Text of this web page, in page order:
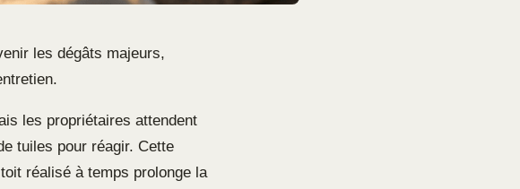
les dégâts majeurs,
les propriétaires attendent
tuiles pour réagir. Cette
réalisé à temps prolonge la